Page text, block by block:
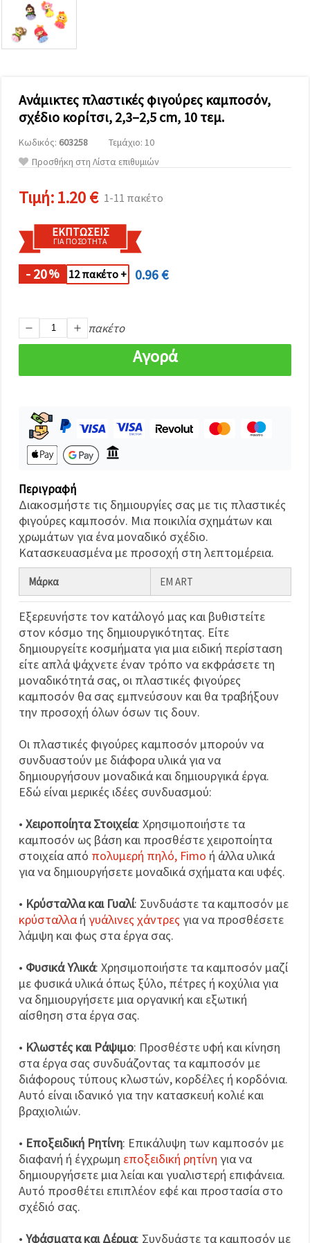
επισκεψιμότητα
και να
προβάλλουμε
πιο σχετικό
περιεχόμενο
άλλων με
τη βοήθεια
των
συνεργατών
μας για
χρησιμοποιήσετε
όλα τα
cookies
κάνοντας
κλικ στον
προτιμήσεις
σας στις
cookies και
κάνοντας
κλικ στο
κουμπί
Αποθήκευση.
Αποδέχομαι
όλα!
Ρυθμίσεις
Ανάμικτες πλαστικές φιγούρες καμποσόν,
σχέδιο κορίτσι, 2,3–2,5 cm, 10 τεμ.
Κωδικός: 603258
Τεμάχιο: 10
Προσθήκη στη Λίστα επιθυμιών
Τιμή:1.20 € 1-11 πακέτο
ΕΚΠΤΏΣΕΙΣ
ΓΙΑ ΠΟΣΌΤΗΤΑ
- 20% 12 πακέτο + 0.96 €
πακέτο
Αγορά
Περιγραφή
Διακοσμήστε τις δημιουργίες σας με τις πλαστικές
φιγούρες καμποσόν. Μια ποικιλία σχημάτων και
χρωμάτων για ένα μοναδικό σχέδιο.
Κατασκευασμένα με προσοχή στη λεπτομέρεια.
Μάρκα EM ART
Εξερευνήστε τον κατάλογό μας και βυθιστείτε
στον κόσμο της δημιουργικότητας. Είτε
δημιουργείτε κοσμήματα για μια ειδική περίσταση
είτε απλά ψάχνετε έναν τρόπο να εκφράσετε τη
μοναδικότητά σας, οι πλαστικές φιγούρες
καμποσόν θα σας εμπνεύσουν και θα τραβήξουν
την προσοχή όλων όσων τις δουν.
Οι πλαστικές φιγούρες καμποσόν μπορούν να
συνδυαστούν με διάφορα υλικά για να
δημιουργήσουν μοναδικά και δημιουργικά έργα.
Εδώ είναι μερικές ιδέες συνδυασμού:
• Χειροποίητα Στοιχεία: Χρησιμοποιήστε τα
καμποσόν ως βάση και προσθέστε χειροποίητα
στοιχεία από πολυμερή πηλό, Fimo ή άλλα υλικά
για να δημιουργήσετε μοναδικά σχήματα και υφές.
• Κρύσταλλα και Γυαλί: Συνδυάστε τα καμποσόν με
κρύσταλλα ή γυάλινες χάντρεςγια να προσθέσετε
λάμψη και φως στα έργα σας.
• Φυσικά Υλικά: Χρησιμοποιήστε τα καμποσόν μαζί
με φυσικά υλικά όπως ξύλο, πέτρες ή κοχύλια για
να δημιουργήσετε μια οργανική και εξωτική
αίσθηση στα έργα σας.
• Κλωστές και Ράψιμο: Προσθέστε υφή και κίνηση
στα έργα σας συνδυάζοντας τα καμποσόν με
διάφορους τύπους κλωστών, κορδέλες ή κορδόνια.
Αυτό είναι ιδανικό για την κατασκευή κολιέ και
βραχιολιών.
• Εποξειδική Ρητίνη: Επικάλυψη των καμποσόν με
διαφανή ή έγχρωμη εποξειδική ρητίνη για να
δημιουργήσετε μια λείαι και γυαλιστερή επιφάνεια.
Αυτό προσθέτει επιπλέον εφέ και προστασία στο
σχέδιό σας.
• Υφάσματα και Δέρμα: Συνδυάστε τα καμποσόν με